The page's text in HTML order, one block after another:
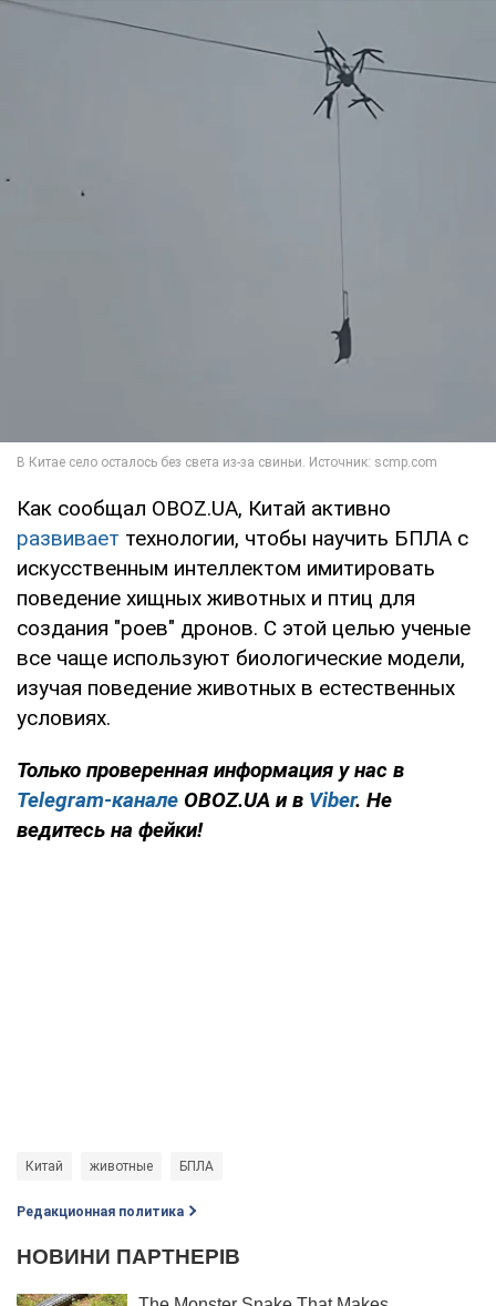
Как сообщал OBOZ.UA, Китай активно
развивает технологии, чтобы научить БПЛА с
искусственным интеллектом имитировать
поведение хищных животных и птиц для
создания "роев" дронов. С этой целью ученые
все чаще используют биологические модели,
изучая поведение животных в естественных
условиях.
Только проверенная информация у нас в
Telegram-канале OBOZ.UA и в Viber. Не
ведитесь на фейки!
Китай животные БПЛА
Редакционная политика